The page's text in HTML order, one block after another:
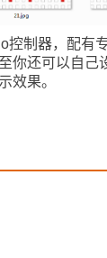
制器，配有
你还可以自
效果。